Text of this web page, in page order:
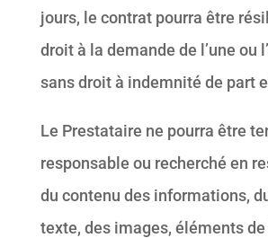
jours, le contrat pourra être
droit à la demande de l’une ou
sans droit à indemnité de part
Le Prestataire ne pourra être
responsable ou recherché en
du contenu des informations,
texte, des images, éléments